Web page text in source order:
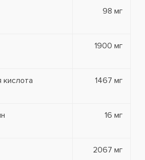
98 мг
1900 мг
кислота 1467 мг
16 мг
2067 мг